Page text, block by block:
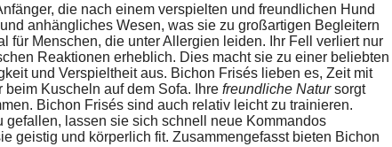
die nach einem verspielten und freundlichen Hund
anhängliches Wesen, was sie zu großartigen Begleitern
Menschen, die unter Allergien leiden. Ihr Fell verliert nur
Reaktionen erheblich. Dies macht sie zu einer beliebten
und Verspieltheit aus. Bichon Frisés lieben es, Zeit mit
Kuscheln auf dem Sofa. Ihre freundliche Natursorgt
Bichon Frisés sind auch relativ leicht zu trainieren.
lassen sie sich schnell neue Kommandos
geistig und körperlich fit. Zusammengefasst bieten Bichon